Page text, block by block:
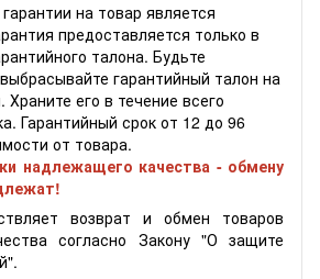
на товар является
предоставляется только в
талона. Будьте
гарантийный талон на
Храните его в течение всего
Гарантийный срок от 12 до 96
от товара.
надлежащего качества - обмену
возврат и обмен товаров
согласно Закону "О защите